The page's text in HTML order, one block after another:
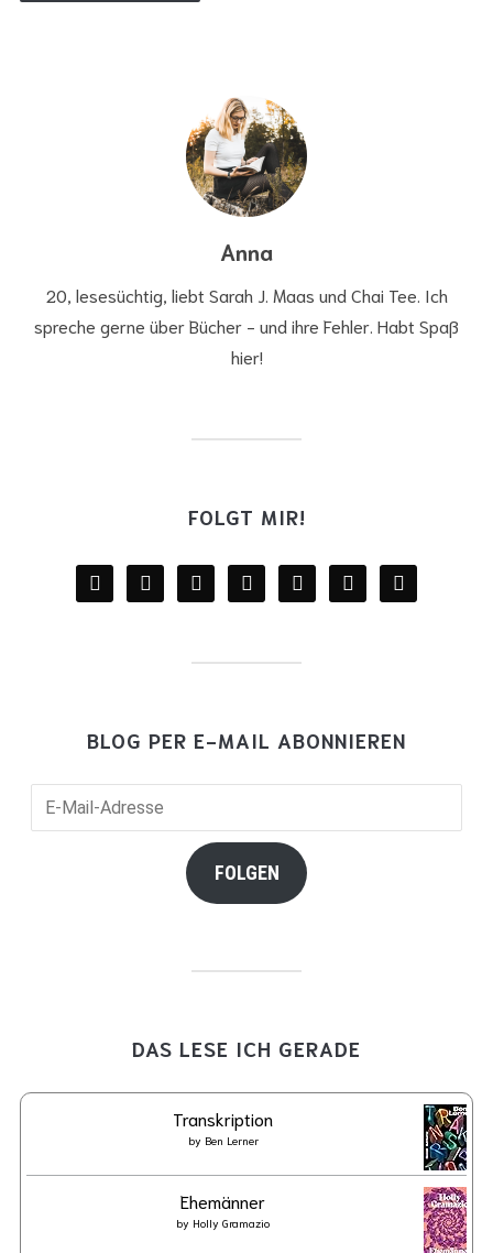
Anna
20, lesesüchtig, liebt Sarah J. Maas und Chai Tee. Ich
spreche gerne über Bücher - und ihre Fehler. Habt Spaß
hier!
FOLGT MIR!
facebooktwitter instagramyoutube mail wordpressgoodreads
BLOG PER E-MAIL ABONNIEREN
FOLGEN
DAS LESE ICH GERADE
Transkription
by Ben Lerner
Ehemänner
by Holly Gramazio